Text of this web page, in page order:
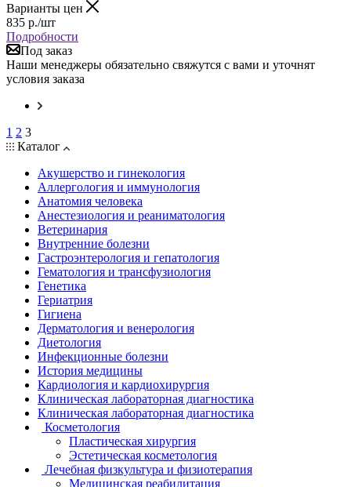
Варианты цен
835 р./шт
Подробности
Под заказ
Наши менеджеры обязательно свяжутся с вами и уточнят
условия заказа
1 2 3
Каталог
Акушерство и гинекология
Аллергология и иммунология
Анатомия человека
Анестезиология и реаниматология
Ветеринария
Внутренние болезни
Гастроэнтерология и гепатология
Гематология и трансфузиология
Генетика
Гериатрия
Гигиена
Дерматология и венерология
Диетология
Инфекционные болезни
История медицины
Кардиология и кардиохирургия
Клиническая лабораторная диагностика
Клиническая лабораторная диагностика
Косметология
Пластическая хирургия
Эстетическая косметология
Лечебная физкультура и физиотерапия
Медицинская реабилитация